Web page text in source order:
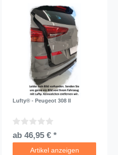
Lufty® - Peugeot 308 II
ab 46,95 € *
Artikel anzeigen